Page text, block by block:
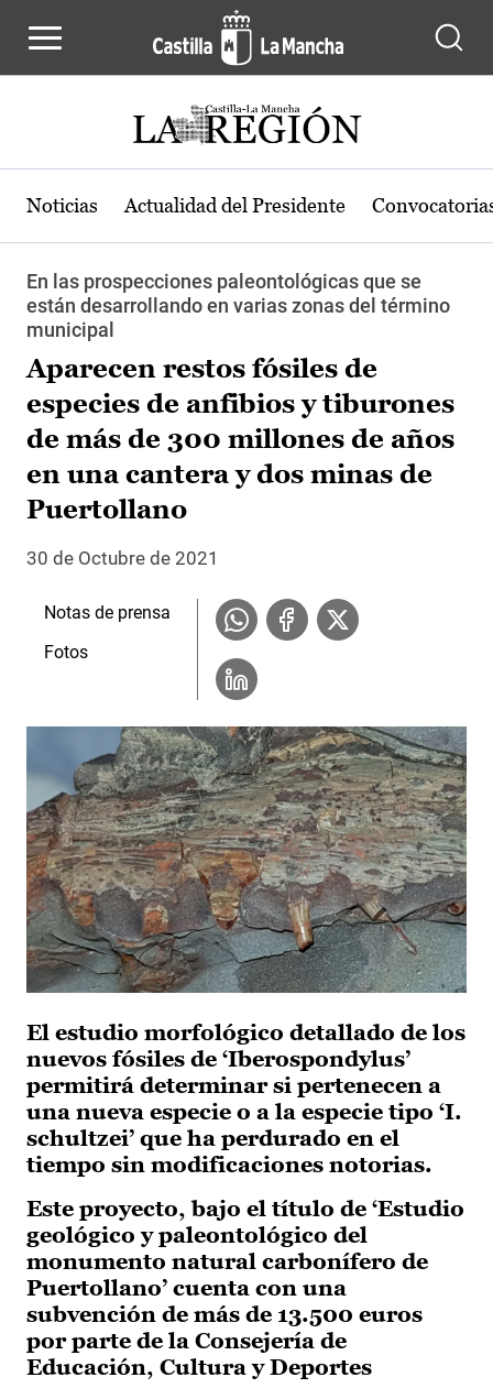
Noticias Actualidad del Presidente
En las prospecciones paleontológicas que se
están desarrollando en varias zonas del término
municipal
Aparecen restos fósiles de
especies de anfibios y tiburones
de más de 300 millones de años
en una cantera y dos minas de
Puertollano
30 de Octubre de 2021
El estudio morfológico detallado de los
nuevos fósiles de ‘Iberospondylus’
permitirá determinar si pertenecen a
una nueva especie o a la especie tipo ‘I.
schultzei’ que ha perdurado en el
tiempo sin modificaciones notorias.
Este proyecto, bajo el título de ‘Estudio
geológico y paleontológico del
monumento natural carbonífero de
Puertollano’ cuenta con una
subvención de más de 13.500 euros
por parte de la Consejería de
Educación, Cultura y Deportes
Notas de prensa
Fotos